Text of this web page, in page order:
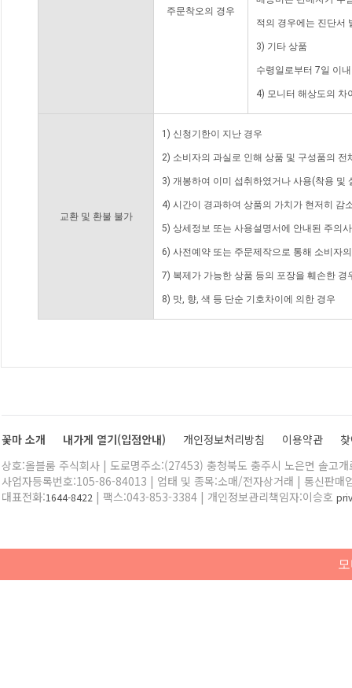
주문착오의 경우
적의 경우에는 진단서
3) 기타 상품
수령일로부터 7일 이
4) 모니터 해상도의 차
교환 및 환불 불가
1) 신청기한이 지난 경우
2) 소비자의 과실로 인해 상품 및 구성품의
3) 개봉하여 이미 섭취하였거나 사용(착용 및
4) 시간이 경과하여 상품의 가치가 현저히 감
5) 상세정보 또는 사용설명서에 안내된 주의
6) 사전예약 또는 주문제작으로 통해 소비자
7) 복제가 가능한 상품 등의 포장을 훼손한 경
8) 맛, 향, 색 등 단순 기호차이에 의한 경우
꽃마 소개 내가게 열기(입점안내) 개인정보처리방침 이용약관
상호:올블룸 주식회사 | 도로명주소:(27453) 충청북도 충주시 노은면 솔고
사업자등록번호:105-86-84013 | 업태 및 종목:소매/전자상거래 | 통신판매
대표전화:1644-8422 | 팩스:043-853-3384 | 개인정보관리책임자:이승호